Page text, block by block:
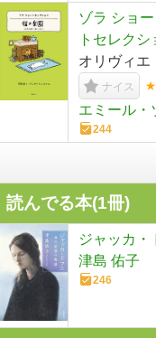
ゾラ ショ
トセレクシ
オリヴィエ
ナイス
エミール・
244
読んでる本(1冊)
ジャッカ・
津島 佑子
246